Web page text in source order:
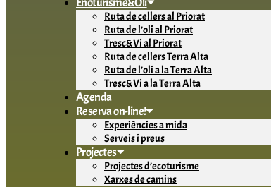
Ruta de cellers al Priorat
Ruta de l’oli al Priorat
Tresc&Vi al Priorat
Ruta de cellers Terra Alta
Ruta de l’oli a la Terra Alta
Tresc&Vi a la Terra Alta
Agenda
Reserva on-line!
Experiències a mida
Serveis i preus
Projectes
Projectes d’ecoturisme
Xarxes de camins